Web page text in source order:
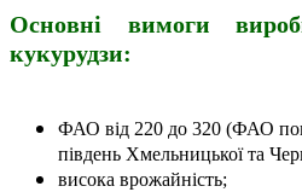
Основні вимоги
кукурудзи:
ФАО від 220 до 320 (ФАО
південь Хмельницької та
висока врожайність;